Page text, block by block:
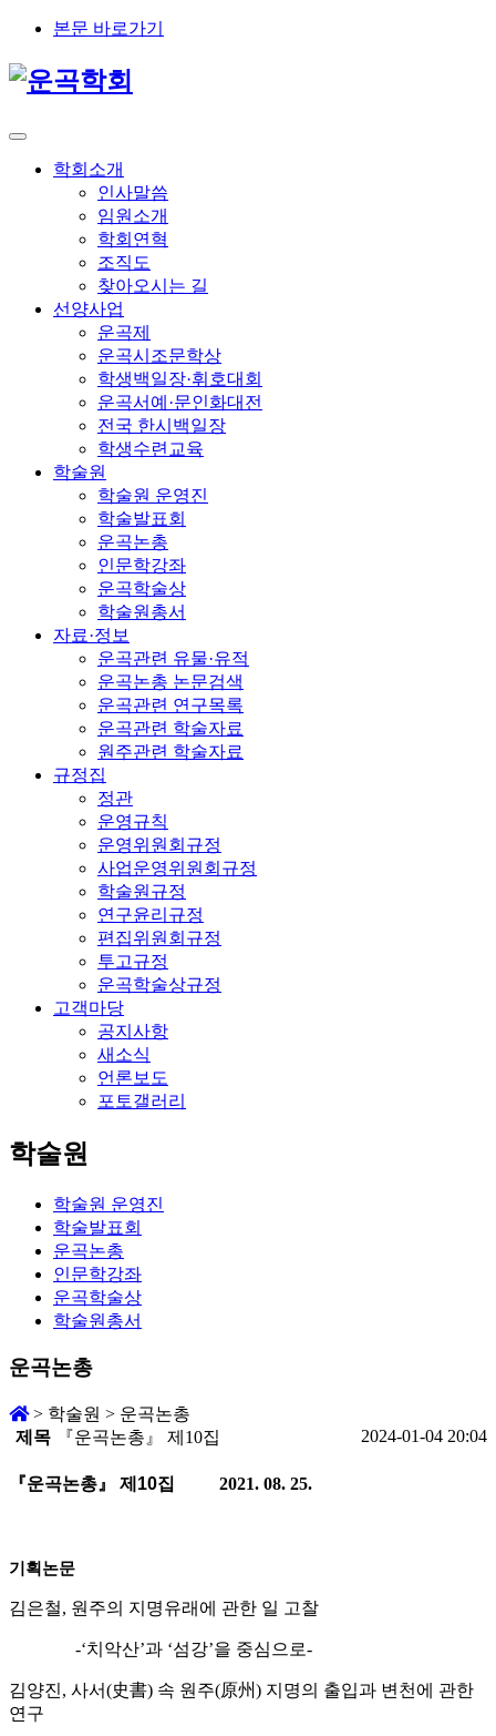
본문 바로가기
학회소개
인사말씀
임원소개
학회연혁
조직도
찾아오시는 길
선양사업
운곡제
운곡시조문학상
학생백일장·휘호대회
운곡서예·문인화대전
전국 한시백일장
학생수련교육
학술원
학술원 운영진
학술발표회
운곡논총
인문학강좌
운곡학술상
학술원총서
자료·정보
운곡관련 유물·유적
운곡논총 논문검색
운곡관련 연구목록
운곡관련 학술자료
원주관련 학술자료
규정집
정관
운영규칙
운영위원회규정
사업운영위원회규정
학술원규정
연구윤리규정
편집위원회규정
투고규정
운곡학술상규정
고객마당
공지사항
새소식
언론보도
포토갤러리
학술원
학술원 운영진
학술발표회
운곡논총
인문학강좌
운곡학술상
학술원총서
운곡논총
> 학술원 > 운곡논총
제목
『운곡논총』 제10집 2024-01-04 20:04
『운곡논총 』 제10집 2021. 08. 25.
기획논문
김은철, 원주의 지명유래에 관한 일 고찰
-‘치악산’과 ‘섬강’을 중심으로-
김양진, 사서(史書) 속 원주(原州) 지명의 출입과 변천에 관한
연구